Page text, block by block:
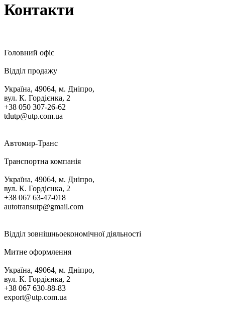
Контакти
Головний офіс
Відділ продажу
Україна, 49064, м. Дніпро,
вул. К. Гордієнка, 2
+38 050 307-26-62
tdutp@utp.com.ua
Автомир-Транс
Транспортна компанія
Україна, 49064, м. Дніпро,
вул. К. Гордієнка, 2
+38 067 63-47-018
autotransutp@gmail.com
Відділ зовнішньоекономічної діяльності
Митне оформлення
Україна, 49064, м. Дніпро,
вул. К. Гордієнка, 2
+38 067 630-88-83
export@utp.com.ua